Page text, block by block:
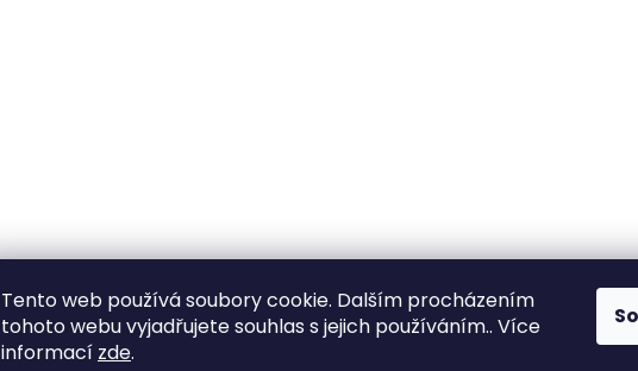
Tento web používá soubory cookie. Dalším procházením
tohoto webu vyjadřujete souhlas s jejich používáním.. Více
informací zde.